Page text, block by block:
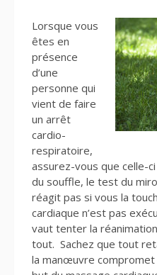
Lorsque vous
êtes en
présence
d’une
personne qui
vient de faire
un arrêt
cardio-
respiratoire,
assurez-vous que celle-
du souffle, le test du
réagit pas si vous la
cardiaque n’est pas
vaut tenter la
tout. Sachez que tout
la manœuvre compromet